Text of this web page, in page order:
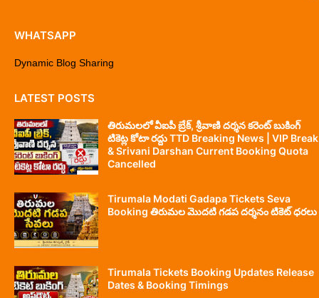
WHATSAPP
Dynamic Blog Sharing
LATEST POSTS
తిరుమలలో వీఐపీ బ్రేక్, శ్రీవాణి దర్శన కరెంట్ బుకింగ్
టికెట్ల కోటా రద్దు TTD Breaking News | VIP Break
& Srivani Darshan Current Booking Quota
Cancelled
Tirumala Modati Gadapa Tickets Seva
Booking తిరుమల మొదటి గడప దర్శనం టికెట్ ధరలు
Tirumala Tickets Booking Updates Release
Dates & Booking Timings